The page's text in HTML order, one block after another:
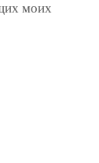
моих